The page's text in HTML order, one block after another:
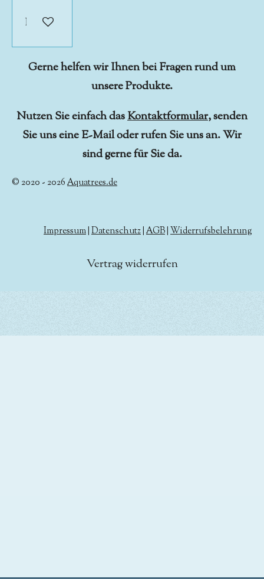
In den Warenkorb
Gerne helfen wir Ihnen bei Fragen rund um
unsere Produkte.
Nutzen Sie einfach dasKontaktformular, senden
Sie uns eine E-Mail oder rufen Sie uns an. Wir
sind gerne für Sie da.
© 2020 - 2026Aquatrees.de
Impressum Datenschutz AGB Widerrufsbelehrung
Vertrag widerrufen